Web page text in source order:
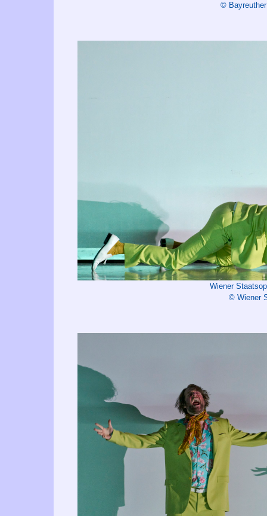
©
Wiener
© Wiener